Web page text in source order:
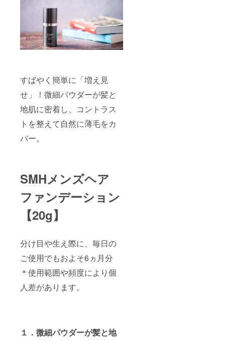
すばやく簡単に「増え見
せ」！微細パウダーが髪と
地肌に密着し、コントラス
トを整えて自然に薄毛をカ
バー。
SMHメンズヘア
ファンデーション
【20g】
分け目や生え際に、毎日の
ご使用でもおよそ6ヵ月分
＊使用範囲や頻度により個
人差があります。
１．微細パウダーが髪と地